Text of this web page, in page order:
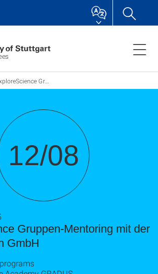
Gruppen-Mentoring mit der Robert Bosch GmbH
12/08
Gruppen-Mentoring mit der
GmbH